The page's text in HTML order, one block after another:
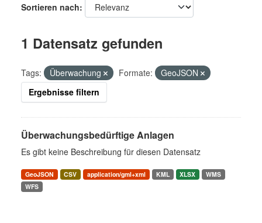
Sortieren nach
1 Datensatz gefunden
Tags: Überwachung Formate:
GeoJSON
Ergebnisse filtern
Überwachungsbedürftige Anlagen
Es gibt keine Beschreibung für diesen Datensatz
GeoJSON CSV application/gml+xml KML XLSX
WMS
WFS